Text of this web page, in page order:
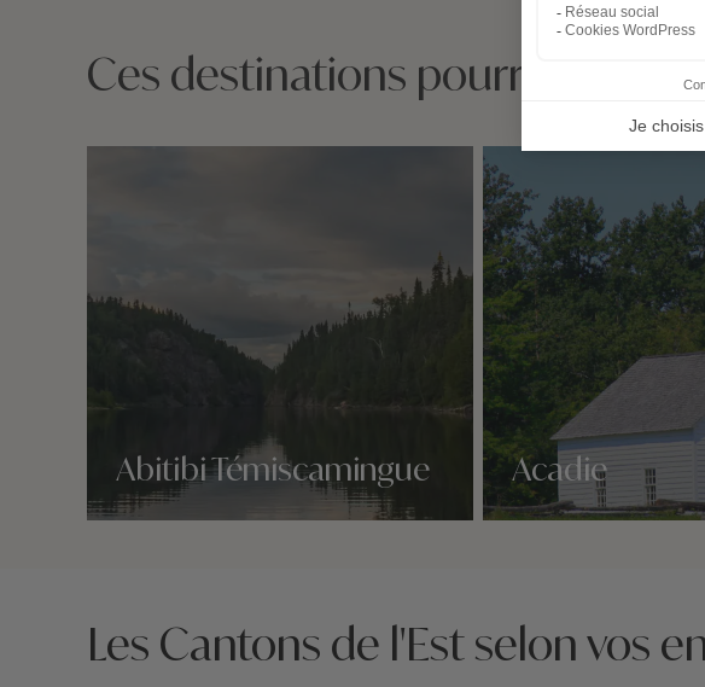
Ces destinations pourraient
Abitibi Témiscamingue Acadie
Les Cantons de l'Est selon vos